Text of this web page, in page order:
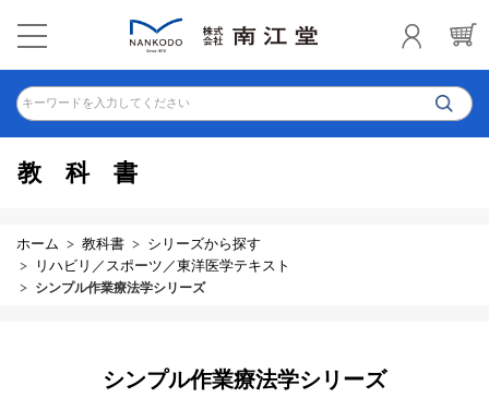
キーワードを入力してください
教科書
ホーム 教科書
シリーズから探す
リハビリ／スポーツ／東洋医学テキスト
シンプル作業療法学シリーズ
シンプル作業療法学シリーズ